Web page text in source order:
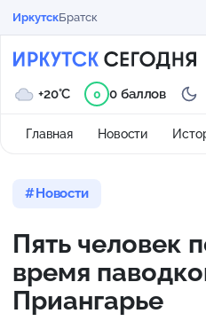
ИркутскБратск
Главная Новости
+20°C 0 0 баллов
Новости
Пять человек
время
Приангарье